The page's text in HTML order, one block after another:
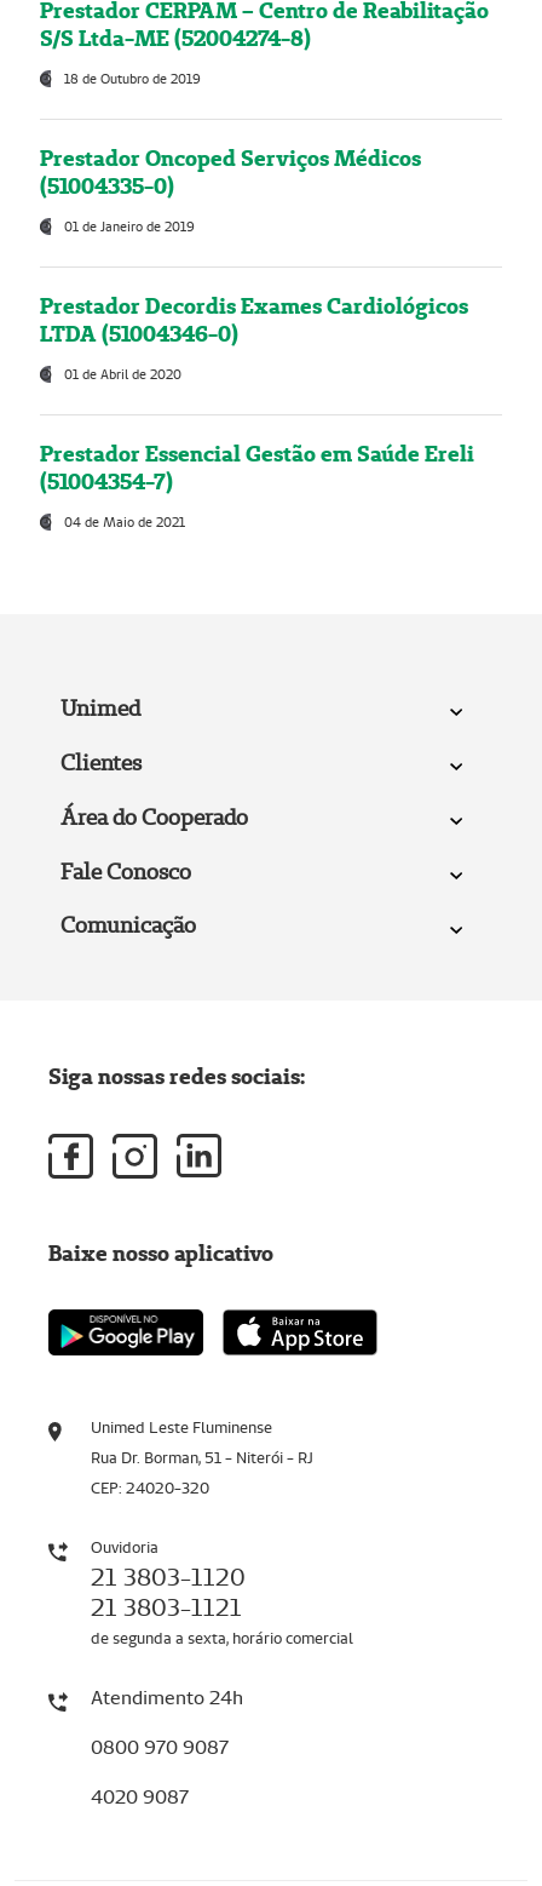
Prestador CERPAM – Centro de Reabilitação
S/S Ltda-ME (52004274-8)
18 de Outubro de 2019
Prestador Oncoped Serviços Médicos
(51004335-0)
01 de Janeiro de 2019
Prestador Decordis Exames Cardiológicos
LTDA (51004346-0)
01 de Abril de 2020
Prestador Essencial Gestão em Saúde Ereli
(51004354-7)
04 de Maio de 2021
Unimed
Clientes
Área do Cooperado
Fale Conosco
Comunicação
Unimed Leste Fluminense
Rua Dr. Borman, 51 - Niterói - RJ
CEP: 24020-320
Ouvidoria
21 3803-1120
21 3803-1121
de segunda a sexta, horário comercial
Atendimento 24h
0800 970 9087
4020 9087
Siga nossas redes sociais:
Baixe nosso aplicativo